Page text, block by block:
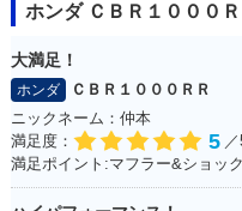
ホンダ ＣＢＲ１０００
大満足！
ホンダ
ＣＢＲ１０００ＲＲ
ニックネーム：仲本
満足度：
5
満足ポイント:マフラー&ショッ